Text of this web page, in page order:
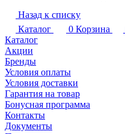
Назад к списку
Каталог
0 Корзина
Каталог
Акции
Бренды
Условия оплаты
Условия доставки
Гарантия на товар
Бонусная программа
Контакты
Документы